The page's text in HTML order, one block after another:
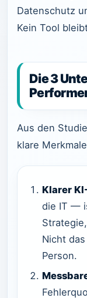
Datenschutz
Kein Tool
Die 3
Aus den
klare
Klarer
die IT —
Nicht
Person.